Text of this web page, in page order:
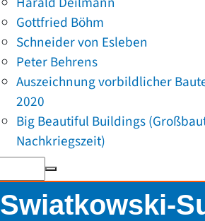
Gottfried Böhm
Schneider von Esleben
Peter Behrens
Auszeichnung vorbildlicher
2020
Big Beautiful Buildings
Nachkriegszeit)
Swiatkowski-